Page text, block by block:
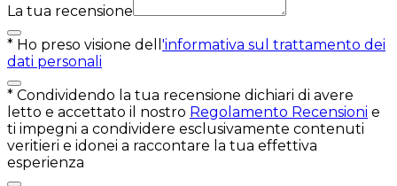
La tua recensione
* Ho preso visione dell 'informativa sul trattamento dei
dati personali
* Condividendo la tua recensione dichiari di avere
letto e accettato il nostro Regolamento Recensioni e
ti impegni a condividere esclusivamente contenuti
veritieri e idonei a raccontare la tua effettiva
esperienza